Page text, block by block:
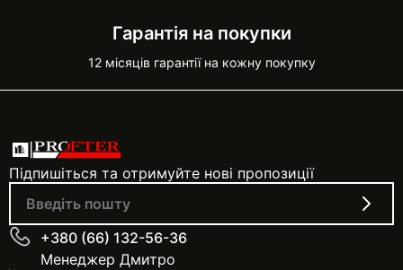
Гарантія на покупки
12 місяців гарантії на кожну покупку
Підпишіться та отримуйте нові пропозиції
+380 (66) 132-56-36
Менеджер Дмитро